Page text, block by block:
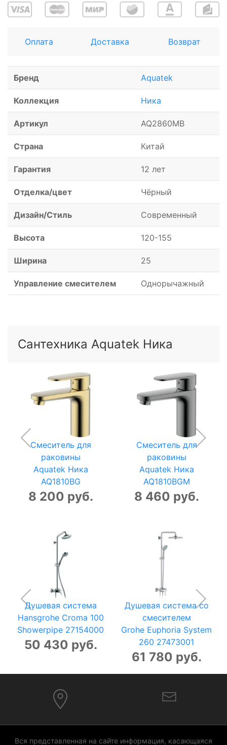
Оплата Доставка Возврат
Бренд Aquatek
Коллекция Ника
Артикул AQ2860MB
Страна Китай
Гарантия 12 лет
Отделка/цвет Чёрный
Дизайн/Стиль Современный
Высота 120-155
Ширина 25
Управление смесителем Однорычажный
Сантехника Aquatek Ника
Смеситель для
раковины
Aquatek Ника
AQ1810BG
8 200 руб.
Смеситель для
раковины
Aquatek Ника
AQ1810BGM
8 460 руб.
Душевая система
Hansgrohe Croma 100
Showerpipe 27154000
50 430 руб.
Душевая система со
смесителем
Grohe Euphoria System
260 27473001
61 780 руб.
Вся представленная на сайте информация, касающаяся